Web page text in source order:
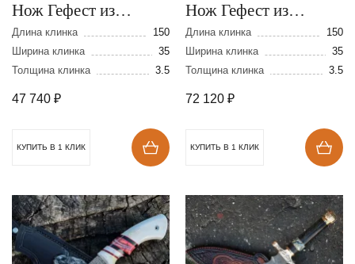
Нож Гефест из
мозаичной дамасской
стали
Длина клинка
150
Ширина клинка
35
Толщина клинка
3.5
47 740 ₽
КУПИТЬ В 1 КЛИК
Нож Гефест из
мозаичной дамасской
стали
Длина клинка
150
Ширина клинка
35
Толщина клинка
3.5
72 120 ₽
КУПИТЬ В 1 КЛИК